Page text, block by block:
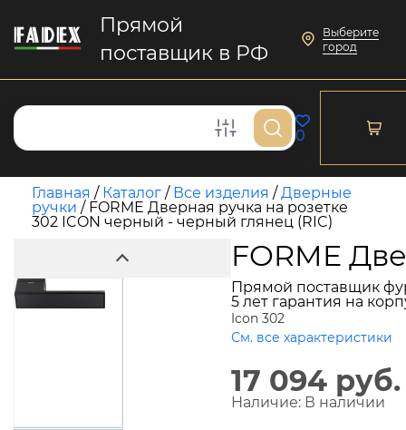
Прямой
поставщик в РФ
Выберите
город
0
Главная / Каталог / Все изделия /Дверные
ручки / FORME Дверная ручка на розетке
302 ICON черный - черный глянец (RIC)
FORME
Прямой поставщик
5 лет гарантия на
Icon 302
См. все характеристики
17 094 руб.
Наличие: В наличии